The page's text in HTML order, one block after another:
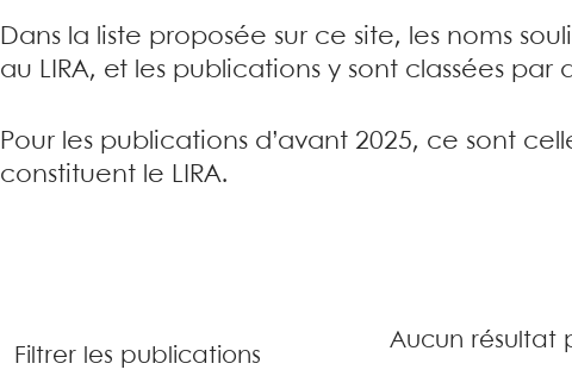
Dans la liste proposée sur ce site, les noms
au LIRA, et les publications y sont classées
Pour les publications d’avant 2025, ce sont
constituent le LIRA.
Filtrer les publications
Aucun résultat